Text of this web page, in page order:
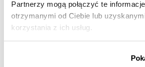
Partnerzy mogą połączyć te
otrzymanymi od Ciebie lub
korzystania z ich usług.
przez nas plików cookie znajdziesz w